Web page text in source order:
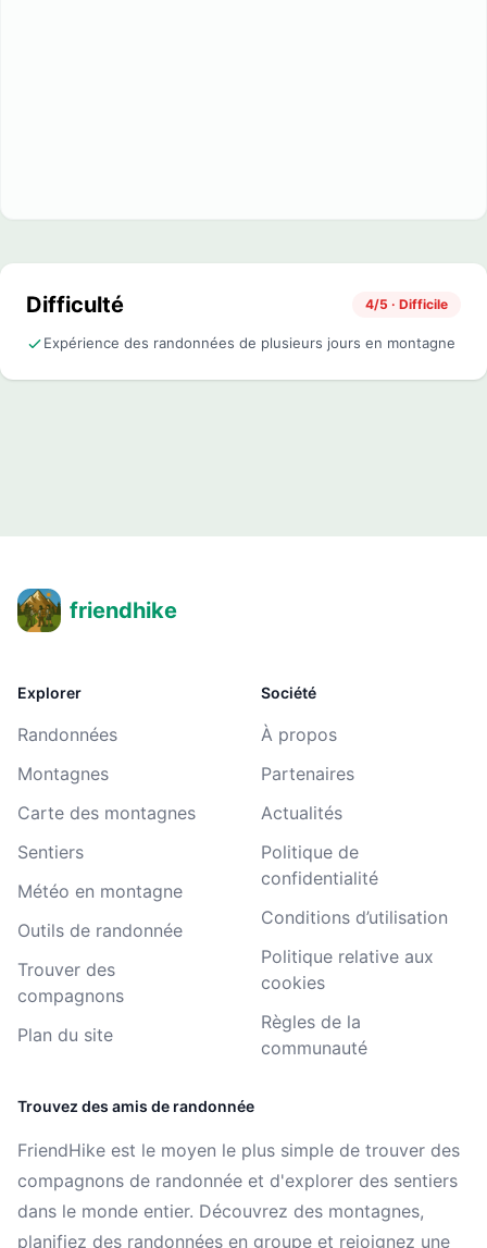
Difficulté 4/5 · Difficile
Expérience des randonnées de plusieurs jours en montagne
friendhike
Explorer
Randonnées
Montagnes
Carte des montagnes
Sentiers
Météo en montagne
Outils de randonnée
Trouver des
compagnons
Plan du site
Société
À propos
Partenaires
Actualités
Politique de
confidentialité
Conditions d’utilisation
Politique relative aux
cookies
Règles de la
communauté
Trouvez des amis de randonnée
FriendHike est le moyen le plus simple de trouver des
compagnons de randonnée et d'explorer des sentiers
dans le monde entier. Découvrez des montagnes,
planifiez des randonnées en groupe et rejoignez une